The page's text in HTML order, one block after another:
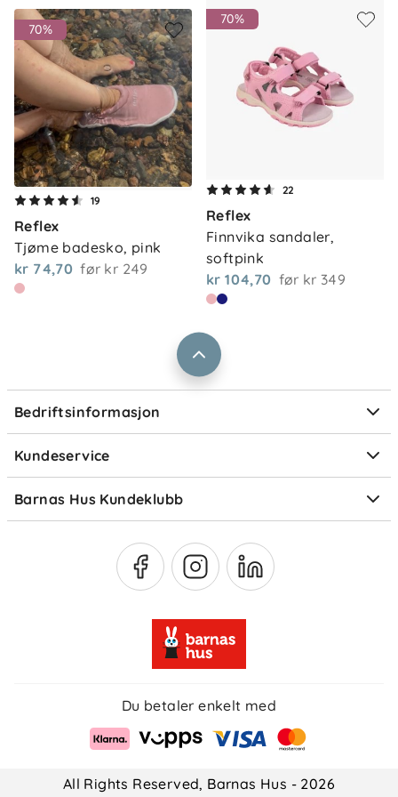
70%
19
Reflex
Tjøme badesko, pink
kr 74,70 før kr 249
70%
22
Reflex
Finnvika sandaler,
softpink
kr 104,70 før kr 349
Bedriftsinformasjon
Om oss
Våre butikker
Vårt samfunnsansvar
Størrelsesguider
Kundeservice
Kontakt oss
Frakt og levering
Retur og reklamasjon
Ofte stilte spørsmål
Om Klarna
Barnas Hus Kundeklubb
Medlemsvilkår
Du betaler enkelt med
All Rights Reserved, Barnas Hus - 2026